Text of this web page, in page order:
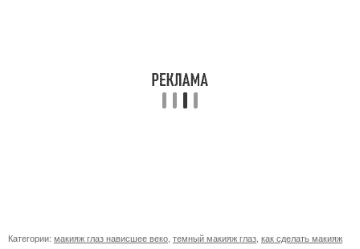
Категории: макияж глаз нависшее веко темный макияж глаз как сделать макияж